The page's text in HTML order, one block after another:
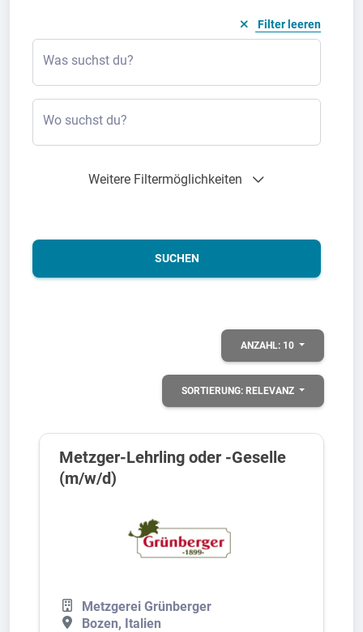
Filter leeren
Was suchst du?
Wo suchst du?
Weitere Filtermöglichkeiten
SUCHEN
ANZAHL: 10
SORTIERUNG: RELEVANZ
Metzger-Lehrling oder -Geselle
(m/w/d)
Metzgerei Grünberger
Bozen, Italien